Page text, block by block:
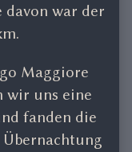
davon war der
Maggiore
wir uns eine
fanden die